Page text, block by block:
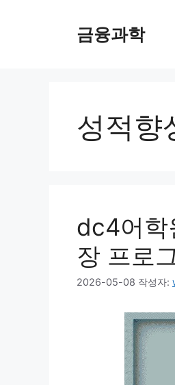
금융과학
성적향
dc4어학
장 프로
2026-05-08 작성자: